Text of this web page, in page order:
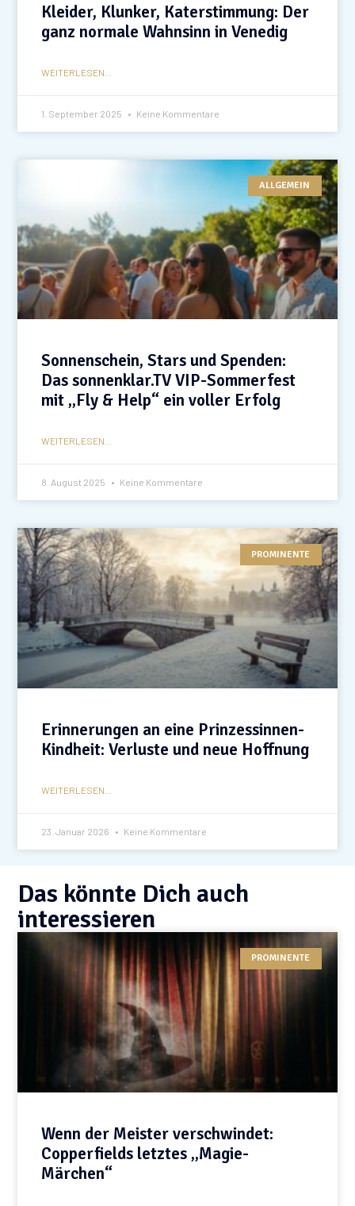
Kleider, Klunker, Katerstimmung: Der
ganz normale Wahnsinn in Venedig
WEITERLESEN...
1. September 2025 Keine Kommentare
ALLGEMEIN
Sonnenschein, Stars und Spenden:
Das sonnenklar.TV VIP-Sommerfest
mit „Fly & Help“ ein voller Erfolg
WEITERLESEN...
8. August 2025 Keine Kommentare
PROMINENTE
Erinnerungen an eine Prinzessinnen-
Kindheit: Verluste und neue Hoffnung
WEITERLESEN...
23. Januar 2026 Keine Kommentare
Das könnte Dich auch
interessieren
PROMINENTE
Wenn der Meister verschwindet:
Copperfields letztes „Magie-
Märchen“